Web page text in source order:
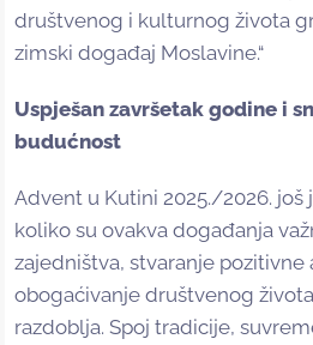
društvenog i kulturnog života
zimski događaj Moslavine.“
Uspješan završetak godine i
budućnost
Advent u Kutini 2025./2026. još
koliko su ovakva događanja
zajedništva, stvaranje
obogaćivanje društvenog
razdoblja. Spoj tradicije,